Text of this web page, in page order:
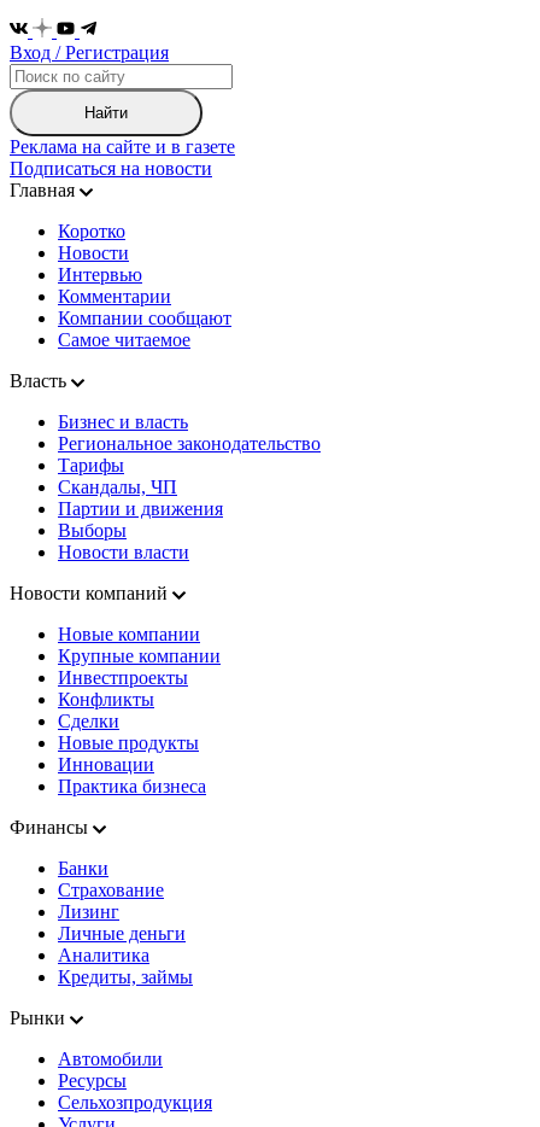
Вход / Регистрация
Найти
Реклама на сайте и в газете
Подписаться на новости
Главная
Коротко
Новости
Интервью
Комментарии
Компании сообщают
Самое читаемое
Власть
Бизнес и власть
Региональное законодательство
Тарифы
Скандалы, ЧП
Партии и движения
Выборы
Новости власти
Новости компаний
Новые компании
Крупные компании
Инвестпроекты
Конфликты
Сделки
Новые продукты
Инновации
Практика бизнеса
Финансы
Банки
Страхование
Лизинг
Личные деньги
Аналитика
Кредиты, займы
Рынки
Автомобили
Ресурсы
Сельхозпродукция